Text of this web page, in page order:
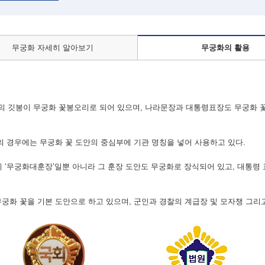
무궁화 자세히 알아보기 무궁화의 활용
깃봉이 무궁화 꽃봉오리로 되어 있으며, 나라문장과 대통령표장도 무궁화
경우에는 무궁화 꽃 도안의 중심부에 기관 명칭을 넣어 사용하고 있다.
무궁화대훈장’일뿐 아니라 그 훈장 도안도 무궁화로 장식되어 있고, 대통령
화 꽃을 기본 도안으로 하고 있으며, 군인과 경찰의 계급장 및 모자챙 그리